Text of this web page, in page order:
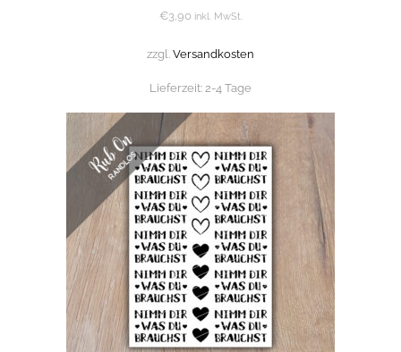
€3,90 inkl. MwSt.
zzgl. Versandkosten
Lieferzeit: 2-4 Tage